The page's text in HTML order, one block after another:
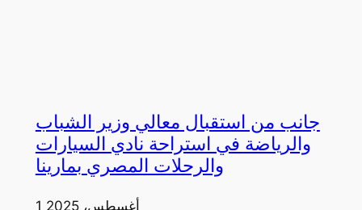
جانب من استقبال معالي وزير الشباب
والرياضة في استراحة نادي السيارات
والرحلات المصري بمارينا
1 أغسطس، 2025